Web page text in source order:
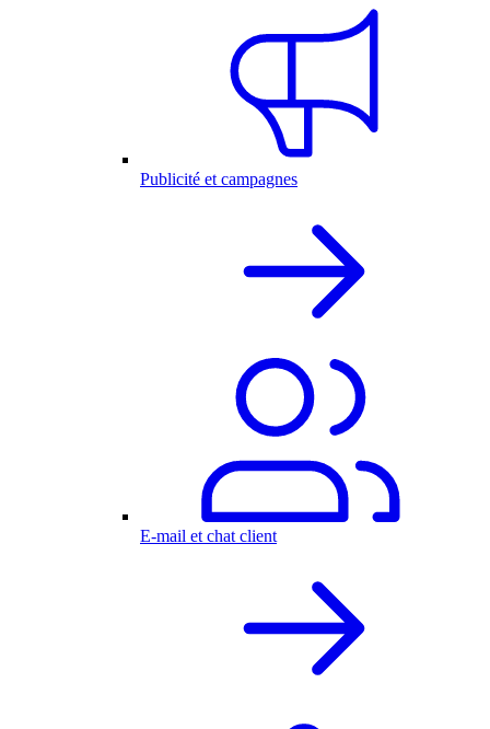
Publicité et campagnes
E-mail et chat client